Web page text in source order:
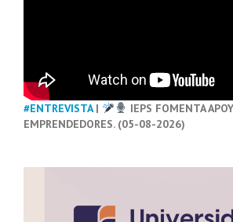
#ENTREVISTA|
IEPS FOMENTA
EMPRENDEDORES. (05-08-2026)